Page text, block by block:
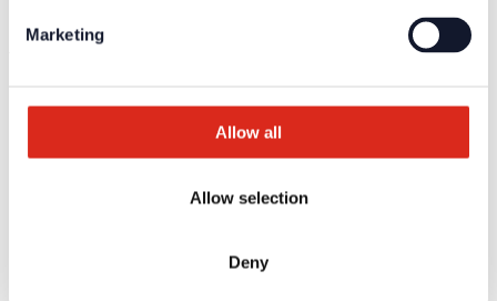
Marketing
Allow all
Allow selection
Deny
Ausschreibungstexte
Produkten und Dienstleistungen sind in dem geschützten
Partnerbereich verfügbar.
Registrierung erforderlich.
Unternehmen